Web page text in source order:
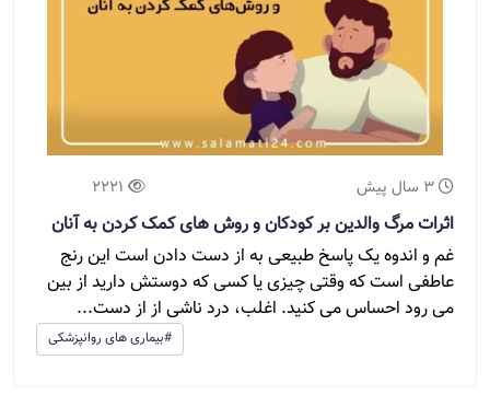
3 سال پیش 2221
اثرات مرگ والدین بر کودکان و روش های کمک کردن به آنان
غم و اندوه یک پاسخ طبیعی به از دست دادن است این رنج
عاطفی است که وقتی چیزی یا کسی که دوستش دارید از بین
می رود احساس می کنید. اغلب، درد ناشی از از دست...
#بیماری های روانپزشکی